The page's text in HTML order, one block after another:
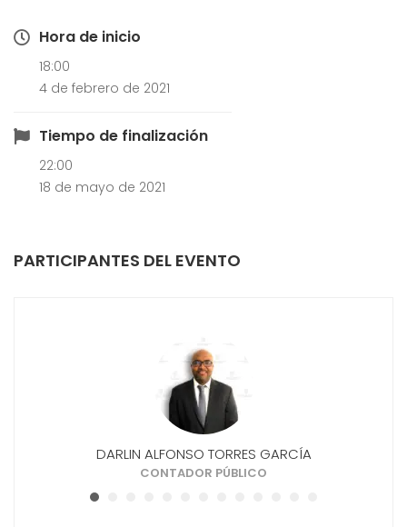
Hora de inicio
18:00
4 de febrero de 2021
Tiempo de finalización
22:00
18 de mayo de 2021
PARTICIPANTES DEL EVENTO
DARLIN ALFONSO TORRES GARCÍA
CONTADOR PÚBLICO